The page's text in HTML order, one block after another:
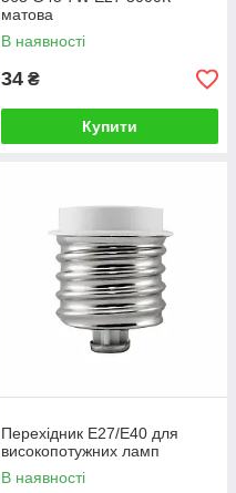
матова
В наявності
34 ₴
Купити
Перехідник Е27/Е40 для
високопотужних ламп
В наявності